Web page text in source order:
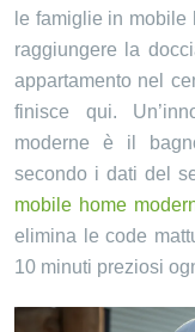
le famiglie in
raggiungere la
appartamento nel
finisce qui.
moderne è il
secondo i dati del
mobile home
elimina le code
10 minuti preziosi